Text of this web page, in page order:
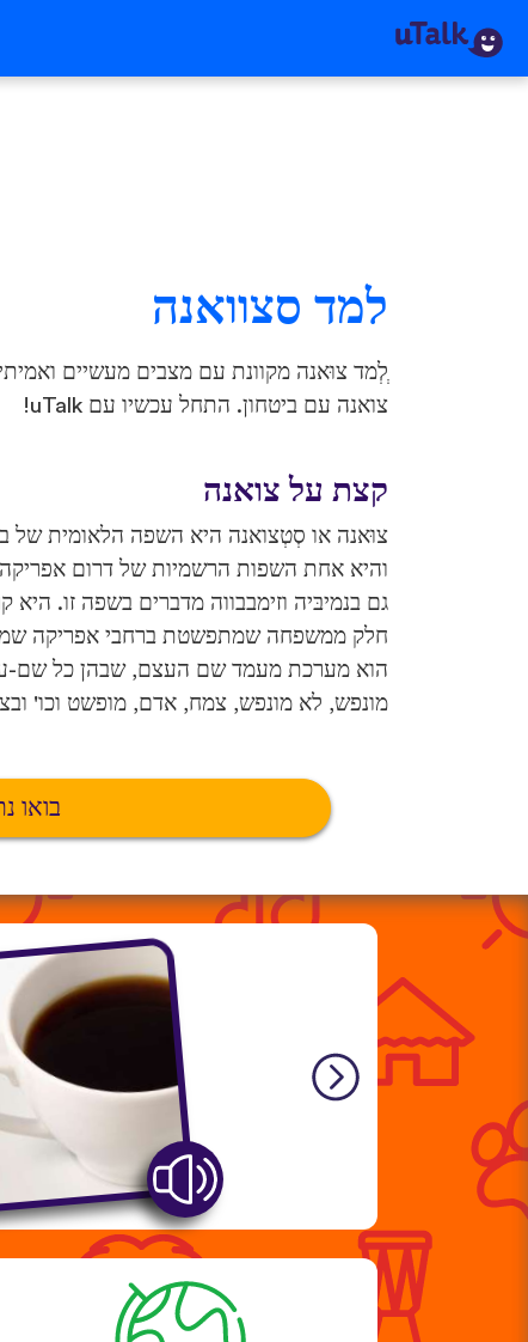
למד סצוואנה
ְלְמד צוּאנה מקוונת עם מצבים מעשיים
צואנה עם ביטחון. התחל עכשיו עם uTalk!
קצת על צואנה
צוּאנה או סְטְצואנה היא השפה הלאומית של
גם בנמיבּיה וזימבבווה מדברים בשפה זו.
חלק ממשפחה שמתפשטת ברחבי אפריקה
הוא מערכת מעמד שם העצם, שבהן כל שם-
מונפש, לא מונפש, צמח, אדם, מופשט וכו'
בואו